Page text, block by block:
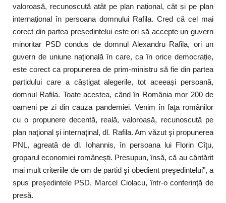
valoroasă, recunoscută atât pe plan național, cât și pe plan
internațional în persoana domnului Rafila. Cred că cel mai
corect din partea președintelui este ori să accepte un guvern
minoritar PSD condus de domnul Alexandru Rafila, ori un
guvern de uniune națională în care, ca în orice democrație,
este corect ca propunerea de prim-ministru să fie din partea
partidului care a câștigat alegerile, tot aceeași persoană,
domnul Rafila. Toate acestea, când în România mor 200 de
oameni pe zi din cauza pandemiei. Venim în faţa românilor
cu o propunere decentă, reală, valoroasă, recunoscută pe
plan naţional şi internaţinal, dl. Rafila. Am văzut şi propunerea
PNL, agreată de dl. Iohannis, în persoana lui Florin Cîţu,
groparul economiei româneşti. Presupun, însă, că au cântărit
mai mult criteriile de om de partid şi obedient preşedintelui", a
spus preşedintele PSD, Marcel Ciolacu, într-o conferinţă de
presă.